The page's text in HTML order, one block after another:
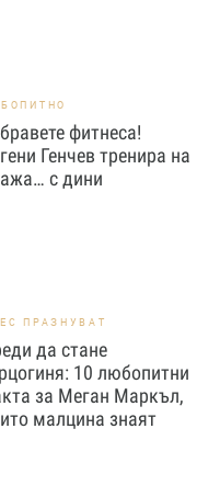
фитнеса!
Генчев тренира на
с дини
ПРАЗНУВАТ
да стане
10 любопитни
за Меган Маркъл,
малцина знаят